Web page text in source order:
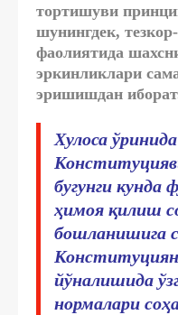
тортишуви
шунингдек,
фаолиятида
эркинликлари
эришишдан
Хулоса
бугунги кунда
ҳимоя қилиш
бошланишига
йўналишида
нормалари